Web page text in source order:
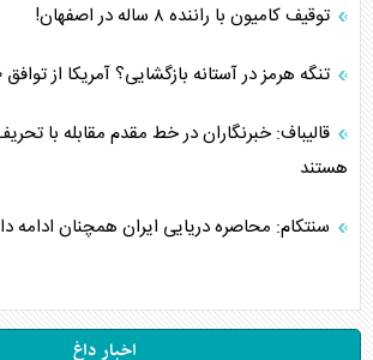
توقیف کامیون با راننده ۸ ساله در اصفهان!
تنگه هرمز در آستانه بازگشایی؟ آمریکا از توافق ۶۰ روزه خبر داد
قالیباف: خبرنگاران در خط مقدم مقابله با
هستند
سنتکام: محاصره دریایی ایران همچنان ادامه
اخبار داغ